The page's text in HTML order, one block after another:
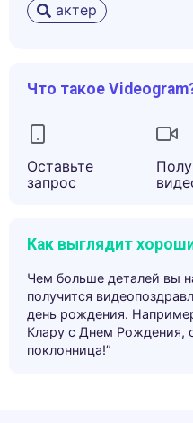
актер
Что такое
Оставьте
запрос
Как выглядит
Чем больше деталей вы
получится
день рождения.
Клару с Днем Рождения,
поклонница!”